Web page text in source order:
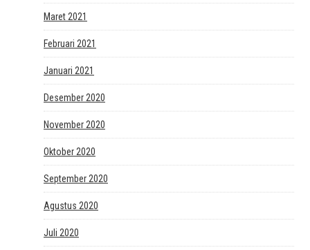
Maret 2021
Februari 2021
Januari 2021
Desember 2020
November 2020
Oktober 2020
September 2020
Agustus 2020
Juli 2020